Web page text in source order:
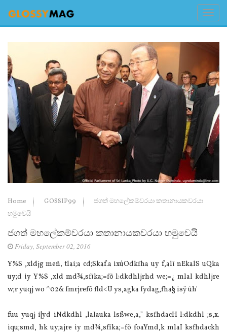
Home GOSSIP99
ජගත් මහලේකම්වරයා කතානායකවරයා
හමුවෙයි
ජගත් මහලේකම්වරයා කතානායකවරයා හමුවෙයි
Friday, September 02, 2016
Y%S ,xldjg meñ‚ tlai;a cd;Skaf.a ixúOdkfha uy f,alï nEkalS uQka
uy;d iy Y%S ,xld md¾,sfïka;=fõ l:dkdhljrhd we;=¿ mlaI kdhljre
w;r yuqj wo ^02& fmrjrefõ fld<U ys,agka fydag,fha§ isÿ úh'
fuu yuqj i|yd iNdkdhl ,laIauka lsßwe,a," ksfhdacH l:dkdhl ;s,x.
iqu;smd, hk uy;ajre iy md¾,sfïka;=fõ foaYmd,k mlaI ksfhdackh